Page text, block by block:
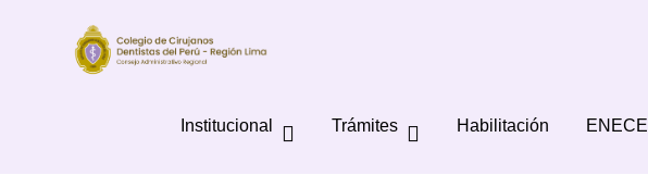
Institucional
Trámites Habilitación ENECE